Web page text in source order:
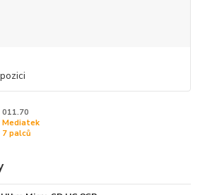
011.70
Mediatek
7 palců